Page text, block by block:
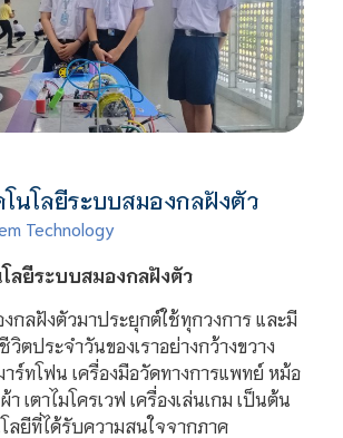
โนโลยีระบบสมองกลฝังตัว
Technology
โลยีระบบสมองกลฝังตัว
กลฝังตัวมาประยุกต์ใช้ทุกวงการ และมี
ตประจำวันของเราอย่างกว้างขวาง
ร์ทโฟน เครื่องมือวัดทางการแพทย์ หม้อ
า เตาไมโครเวฟ เครื่องเล่นเกม เป็นต้น
ลยีที่ได้รับความสนใจจากภาค